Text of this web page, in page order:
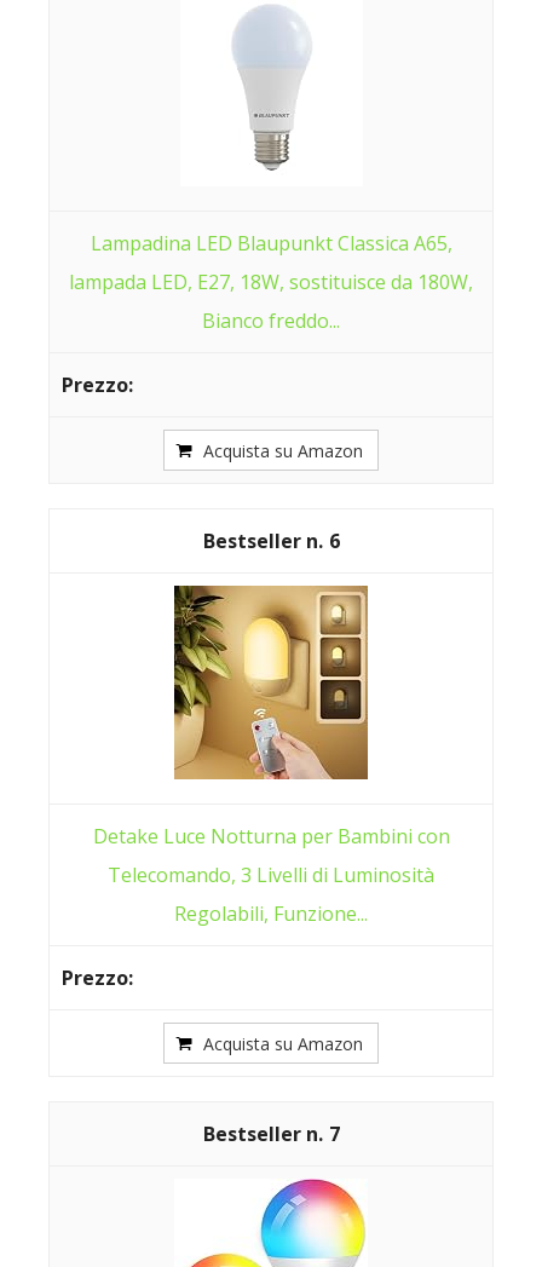
Lampadina LED Blaupunkt Classica A65,
lampada LED, E27, 18W, sostituisce da 180W,
Bianco freddo...
Acquista su Amazon
6
Detake Luce Notturna per Bambini con
Telecomando, 3 Livelli di Luminosità
Regolabili, Funzione...
Acquista su Amazon
7